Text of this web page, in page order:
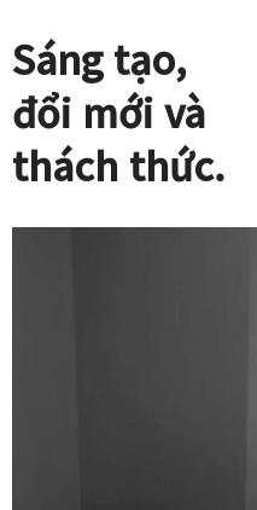
Sáng tạo,
đổi mới và
thách thức.